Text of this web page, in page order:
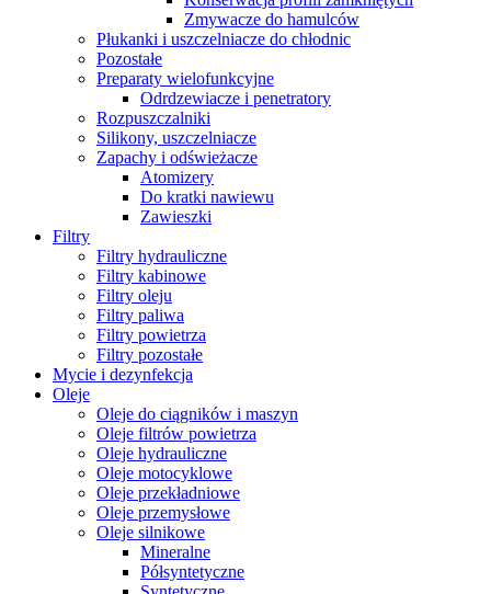
Zmywacze do hamulców
Płukanki i uszczelniacze do chłodnic
Pozostałe
Preparaty wielofunkcyjne
Odrdzewiacze i penetratory
Rozpuszczalniki
Silikony, uszczelniacze
Zapachy i odświeżacze
Atomizery
Do kratki nawiewu
Zawieszki
Filtry
Filtry hydrauliczne
Filtry kabinowe
Filtry oleju
Filtry paliwa
Filtry powietrza
Filtry pozostałe
Mycie i dezynfekcja
Oleje
Oleje do ciągników i maszyn
Oleje filtrów powietrza
Oleje hydrauliczne
Oleje motocyklowe
Oleje przekładniowe
Oleje przemysłowe
Oleje silnikowe
Mineralne
Półsyntetyczne